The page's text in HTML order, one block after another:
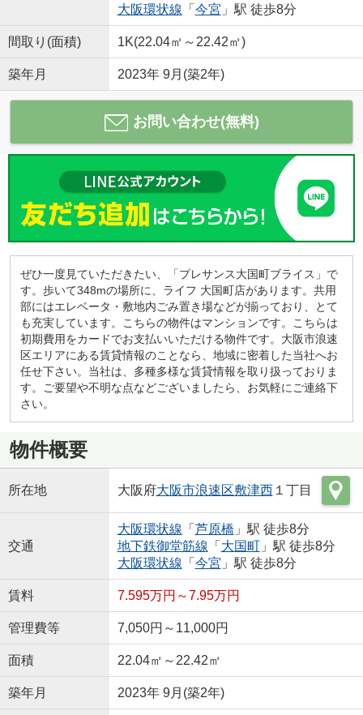
大阪環状線 「 今宮 」駅 徒歩8分
間取り(面積) 1K(22.04㎡～22.42㎡)
築年月 2023年 9月(築2年)
お問い合わせ(無料)
ぜひ一度見ていただきたい、「プレサンス大国町ブライス」で
す。歩いて348mの場所に、ライフ 大国町店があります。共用
部にはエレベータ・敷地内ごみ置き場などが揃っており、とて
も充実しています。こちらの物件はマンションです。こちらは
初期費用をカードでお支払いいただける物件です。大阪市浪速
区エリアにある賃貸情報のことなら、地域に密着した当社へお
任せ下さい。当社は、多種多様な賃貸情報を取り扱っておりま
す。ご要望や不明な点などございましたら、お気軽にご連絡下
さい。
物件概要
所在地 大阪府大阪市浪速区敷津西１丁目
交通
大阪環状線 「 芦原橋 」駅 徒歩8分
地下鉄御堂筋線 「 大国町」駅 徒歩8分
大阪環状線 「 今宮 」駅 徒歩8分
賃料 7.595万円～7.95万円
管理費等 7,050円～11,000円
面積 22.04㎡～22.42㎡
築年月 2023年 9月(築2年)